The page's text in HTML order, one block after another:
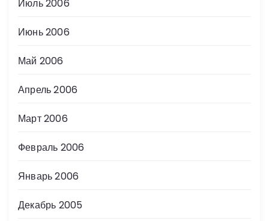
Июль 2006
Июнь 2006
Май 2006
Апрель 2006
Март 2006
Февраль 2006
Январь 2006
Декабрь 2005